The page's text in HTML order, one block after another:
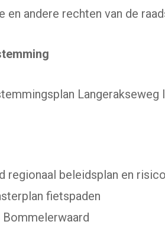
en andere rechten van de
Langerakseweg
regionaal beleidsplan en
fietspaden